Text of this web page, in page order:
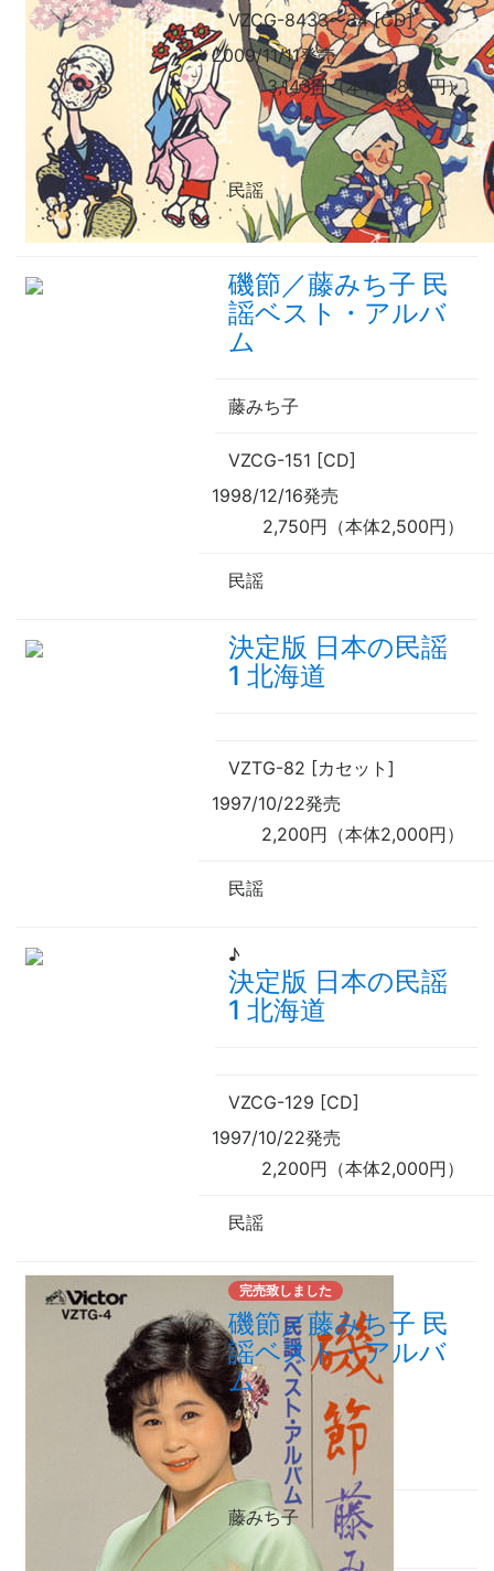
VZCG-8433〜34 [CD]
2009/11/11発売
3,143円（本体2,857円）
民謡
磯節／藤みち子 民
謡ベスト・アルバ
ム
藤みち子
VZCG-151 [CD]
1998/12/16発売
2,750円（本体2,500円）
民謡
決定版 日本の民謡
1 北海道
VZTG-82 [カセット]
1997/10/22発売
2,200円（本体2,000円）
民謡
♪
決定版 日本の民謡
1 北海道
VZCG-129 [CD]
1997/10/22発売
2,200円（本体2,000円）
民謡
完売致しました
磯節／藤みち子 民
謡ベスト・アルバ
ム
藤みち子